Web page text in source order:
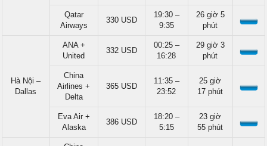
Qatar
Airways
330 USD
19:30 –
9:35
26 giờ 5
phút
Hà Nội –
Dallas
ANA +
United
332 USD
00:25 –
16:28
29 giờ 3
phút
China
Airlines +
Delta
365 USD
11:35 –
23:52
25 giờ
17 phút
Eva Air +
Alaska
386 USD
18:20 –
5:15
23 giờ
55 phút